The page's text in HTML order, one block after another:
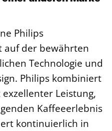
Philips
auf der bewährten
Technologie und
Philips kombiniert
Leistung,
Kaffeeerlebnis
kontinuierlich in